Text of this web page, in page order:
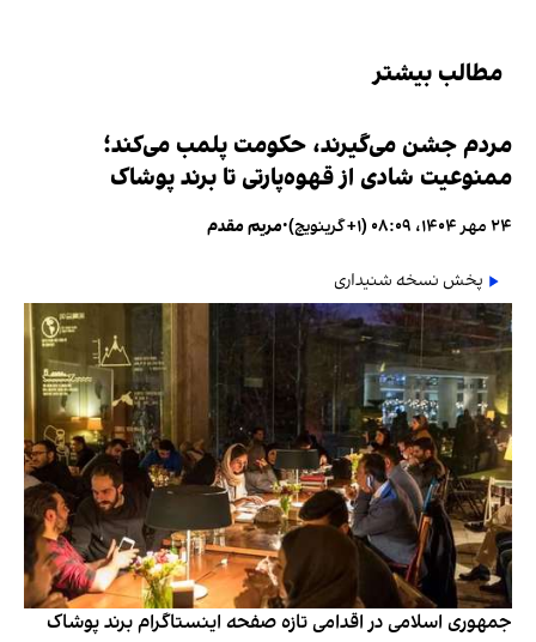
مطالب بیشتر
مردم جشن می‌گیرند، حکومت پلمب می‌کند؛
ممنوعیت شادی از قهوه‌پارتی تا برند پوشاک
۲۴ مهر ۱۴۰۴، ۰۸:۰۹ (‎+۱ گرینویچ) •مریم مقدم
پخش نسخه شنیداری
جمهوری اسلامی در اقدامی تازه صفحه اینستاگرام برند پوشاک